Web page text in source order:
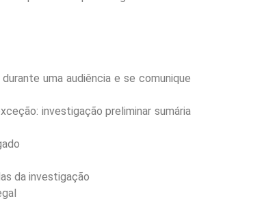
uma audiência e se comunique
investigação preliminar sumária
da investigação